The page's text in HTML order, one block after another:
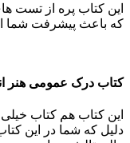
این کتاب پره از تست
که باعث پیشرفت شما
کتاب درک عمومی هنر
این کتاب هم کتاب
دلیل که شما در این